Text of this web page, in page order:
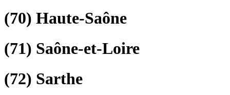
(70) Haute-Saône
(71) Saône-et-Loire
(72) Sarthe